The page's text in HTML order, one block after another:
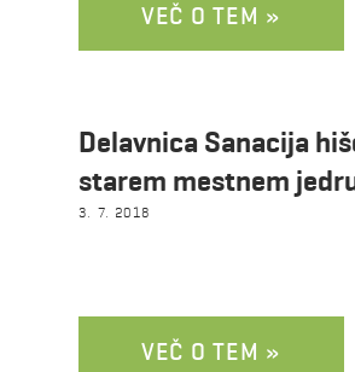
VEČ O TEM »
Delavnica Sanacija
starem mestnem
3. 7. 2018
VEČ O TEM »